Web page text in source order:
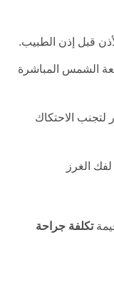
قبل إذن الطبيب.
الشمس المباشرة
لتجنب الاحتكاك
لفك الغرز
تكلفة جراحة